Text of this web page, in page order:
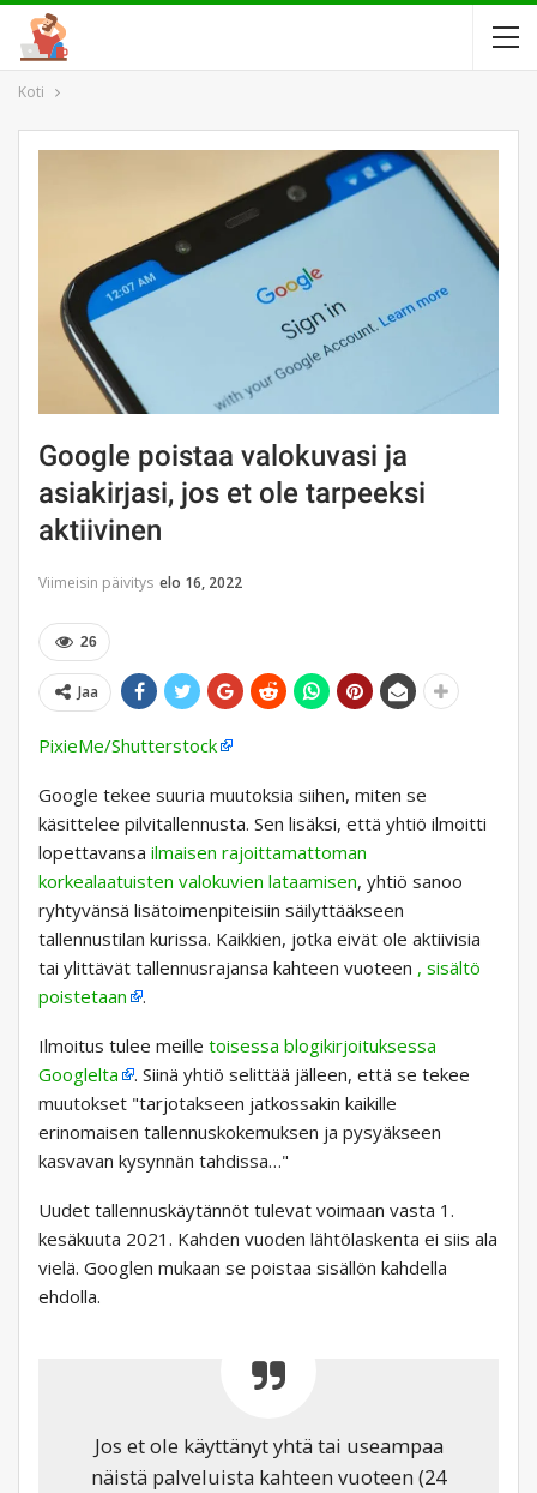
Koti
Google poistaa valokuvasi ja
asiakirjasi, jos et ole tarpeeksi
aktiivinen
Viimeisin päivitys elo 16, 2022
26
Jaa
PixieMe/Shutterstock
Google tekee suuria muutoksia siihen, miten se
käsittelee pilvitallennusta. Sen lisäksi, että yhtiö ilmoitti
lopettavansa ilmaisen rajoittamattoman
korkealaatuisten valokuvien lataamisen, yhtiö sanoo
ryhtyvänsä lisätoimenpiteisiin säilyttääkseen
tallennustilan kurissa. Kaikkien, jotka eivät ole aktiivisia
tai ylittävät tallennusrajansa kahteen vuoteen , sisältö
poistetaan
.
Ilmoitus tulee meille toisessa blogikirjoituksessa
Googlelta
. Siinä yhtiö selittää jälleen, että se tekee
muutokset "tarjotakseen jatkossakin kaikille
erinomaisen tallennuskokemuksen ja pysyäkseen
kasvavan kysynnän tahdissa…"
Uudet tallennuskäytännöt tulevat voimaan vasta 1.
kesäkuuta 2021. Kahden vuoden lähtölaskenta ei siis ala
vielä. Googlen mukaan se poistaa sisällön kahdella
ehdolla.
Jos et ole käyttänyt yhtä tai useampaa
näistä palveluista kahteen vuoteen (24